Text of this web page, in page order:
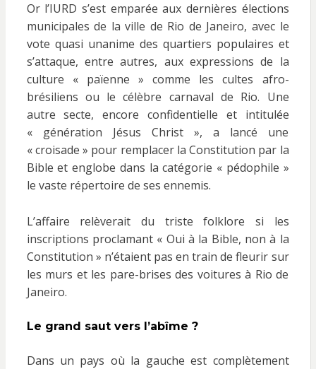
Or l’IURD s’est emparée aux dernières élections
municipales de la ville de Rio de Janeiro, avec le
vote quasi unanime des quartiers populaires et
s’attaque, entre autres, aux expressions de la
culture « païenne » comme les cultes afro-
brésiliens ou le célèbre carnaval de Rio. Une
autre secte, encore confidentielle et intitulée
« génération Jésus Christ », a lancé une
« croisade » pour remplacer la Constitution par la
Bible et englobe dans la catégorie « pédophile »
le vaste répertoire de ses ennemis.
L’affaire relèverait du triste folklore si les
inscriptions proclamant « Oui à la Bible, non à la
Constitution » n’étaient pas en train de fleurir sur
les murs et les pare-brises des voitures à Rio de
Janeiro.
Le grand saut vers l’abîme ?
Dans un pays où la gauche est complètement